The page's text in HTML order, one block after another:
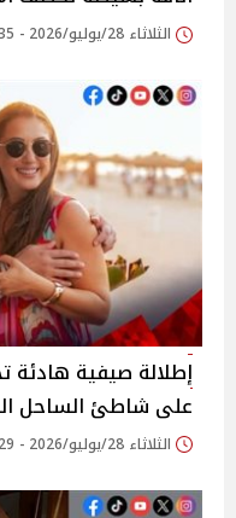
الثلاثاء 28/يوليو/2026 - 04:35 م
إطلالة صيفية
على شاطئ الساحل
الثلاثاء 28/يوليو/2026 - 04:29 م